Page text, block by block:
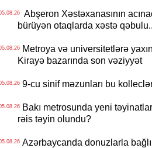
Abşeron Xəstəxanasının
bürüyən otaqlarda xəstə
Metroya və universitetlərə
Kirayə bazarında son vəziyyət
9-cu sinif məzunları bu
Bakı metrosunda yeni
rəis təyin olundu?
Azərbaycanda donuzlarla